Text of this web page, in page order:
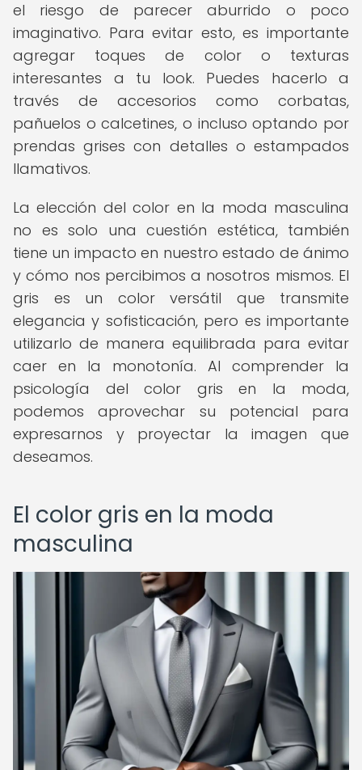
el riesgo de parecer aburrido o poco
imaginativo. Para evitar esto, es importante
agregar toques de color o texturas
interesantes a tu look. Puedes hacerlo a
través de accesorios como corbatas,
pañuelos o calcetines, o incluso optando por
prendas grises con detalles o estampados
llamativos.
La elección del color en la moda masculina
no es solo una cuestión estética, también
tiene un impacto en nuestro estado de ánimo
y cómo nos percibimos a nosotros mismos. El
gris es un color versátil que transmite
elegancia y sofisticación, pero es importante
utilizarlo de manera equilibrada para evitar
caer en la monotonía. Al comprender la
psicología del color gris en la moda,
podemos aprovechar su potencial para
expresarnos y proyectar la imagen que
deseamos.
El color gris en la moda
masculina